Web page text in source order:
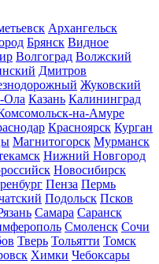
Архангельск
Брянск Видное
Волгоград Волжский
Дмитров
Жуковский
Ола Казань Калининград
на-Амуре
Красноярск Курган
Магнитогорск Мурманск
Нижний Новгород
Новосибирск
Пенза Пермь
Подольск Псков
Самара Саранск
Смоленск Сочи
Тверь Тольятти Томск
Химки Чебоксары